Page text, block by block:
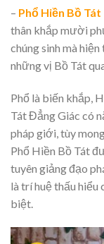
– Phổ Hiền Bồ Tát
thân khắp mười
chúng sinh mà
những vị Bồ Tát
Phổ là biến khắp,
Tát Đẳng Giác có
pháp giới, tùy
Phổ Hiền Bồ Tát
tuyên giảng đạo
là trí huệ thấu hiểu
biệt.